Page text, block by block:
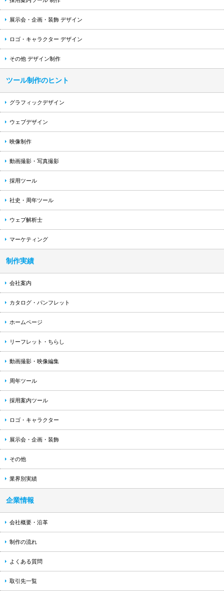
展示会・企画・装飾 デザイン
ロゴ・キャラクター デザイン
その他 デザイン制作
ツール制作のヒント
グラフィックデザイン
ウェブデザイン
映像制作
動画撮影・写真撮影
採用ツール
社史・周年ツール
ウェブ解析士
マーケティング
制作実績
会社案内
カタログ・パンフレット
ホームページ
リーフレット・ちらし
動画撮影・映像編集
周年ツール
採用案内ツール
ロゴ・キャラクター
展示会・企画・装飾
その他
業界別実績
企業情報
会社概要・沿革
制作の流れ
よくある質問
取引先一覧